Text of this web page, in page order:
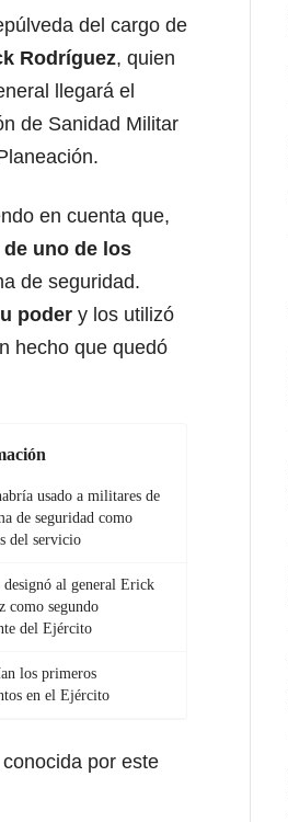
del cargo de
Rodríguez, quien
llegará el
de Sanidad Militar
en cuenta que,
uno de los
de seguridad.
poder y los utilizó
hecho que quedó
usado a militares de
de seguridad como
del servicio
designó al general Erick
como segundo
del Ejército
los primeros
en el Ejército
por este